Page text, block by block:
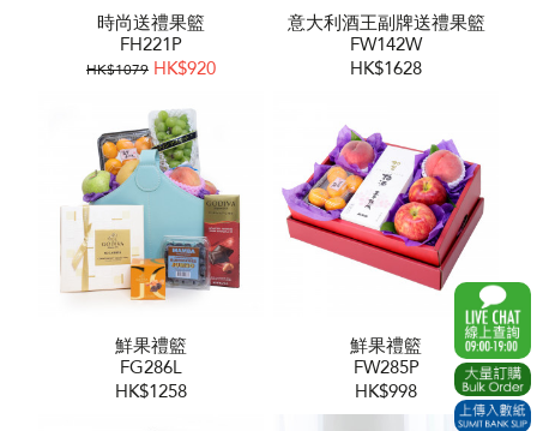
時尚送禮果籃
FH221P
HK$1079 HK$920
意大利酒王副牌送禮果籃
FW142W
HK$1628
鮮果禮籃
FG286L
HK$1258
鮮果禮籃
FW285P
HK$998